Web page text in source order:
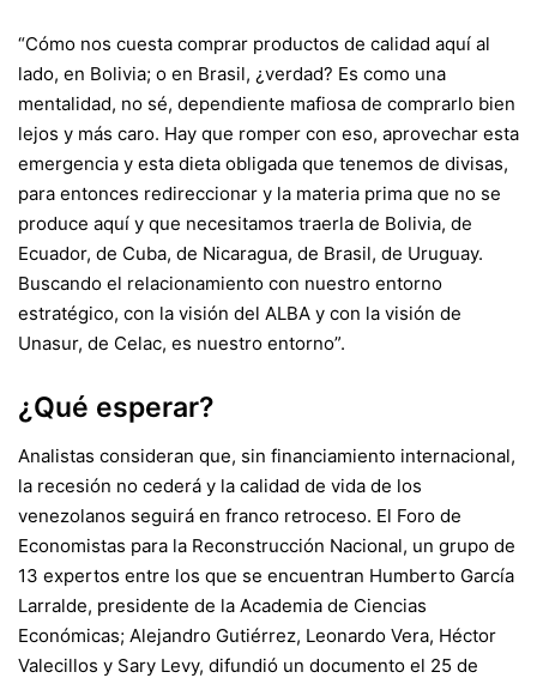
“Cómo nos cuesta comprar productos de calidad aquí al
lado, en Bolivia; o en Brasil, ¿verdad? Es como una
mentalidad, no sé, dependiente mafiosa de comprarlo bien
lejos y más caro. Hay que romper con eso, aprovechar esta
emergencia y esta dieta obligada que tenemos de divisas,
para entonces redireccionar y la materia prima que no se
produce aquí y que necesitamos traerla de Bolivia, de
Ecuador, de Cuba, de Nicaragua, de Brasil, de Uruguay.
Buscando el relacionamiento con nuestro entorno
estratégico, con la visión del ALBA y con la visión de
Unasur, de Celac, es nuestro entorno”.
¿Qué esperar?
Analistas consideran que, sin financiamiento internacional,
la recesión no cederá y la calidad de vida de los
venezolanos seguirá en franco retroceso. El Foro de
Economistas para la Reconstrucción Nacional, un grupo de
13 expertos entre los que se encuentran Humberto García
Larralde, presidente de la Academia de Ciencias
Económicas; Alejandro Gutiérrez, Leonardo Vera, Héctor
Valecillos y Sary Levy, difundió un documento el 25 de